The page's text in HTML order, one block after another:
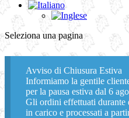
Seleziona una pagina
Avviso di Chiusura Estiva
Informiamo la gentile
per la pausa estiva dal 6
Gli ordini effettuati durante
in carico e processati a